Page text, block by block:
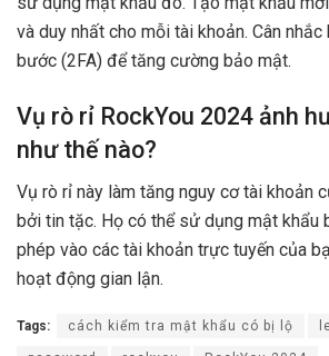
và duy nhất cho mỗi tài khoản. Cân
bước (2FA) để tăng cường bảo mật.
Vụ rò rỉ RockYou 2024 ảnh
như thế nào?
Vụ rò rỉ này làm tăng nguy cơ tài khoản
bởi tin tặc. Họ có thể sử dụng mật khẩu
phép vào các tài khoản trực tuyến của
hoạt động gian lận.
Tags: cách kiểm tra mật khẩu có bị lộ